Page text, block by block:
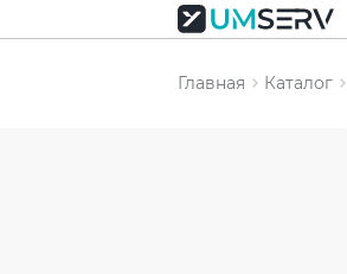
Главная Каталог